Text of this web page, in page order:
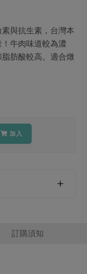
與抗生素，台灣本
牛肉味道較為濃
肪酸較高。適合燉
加入
訂購須知